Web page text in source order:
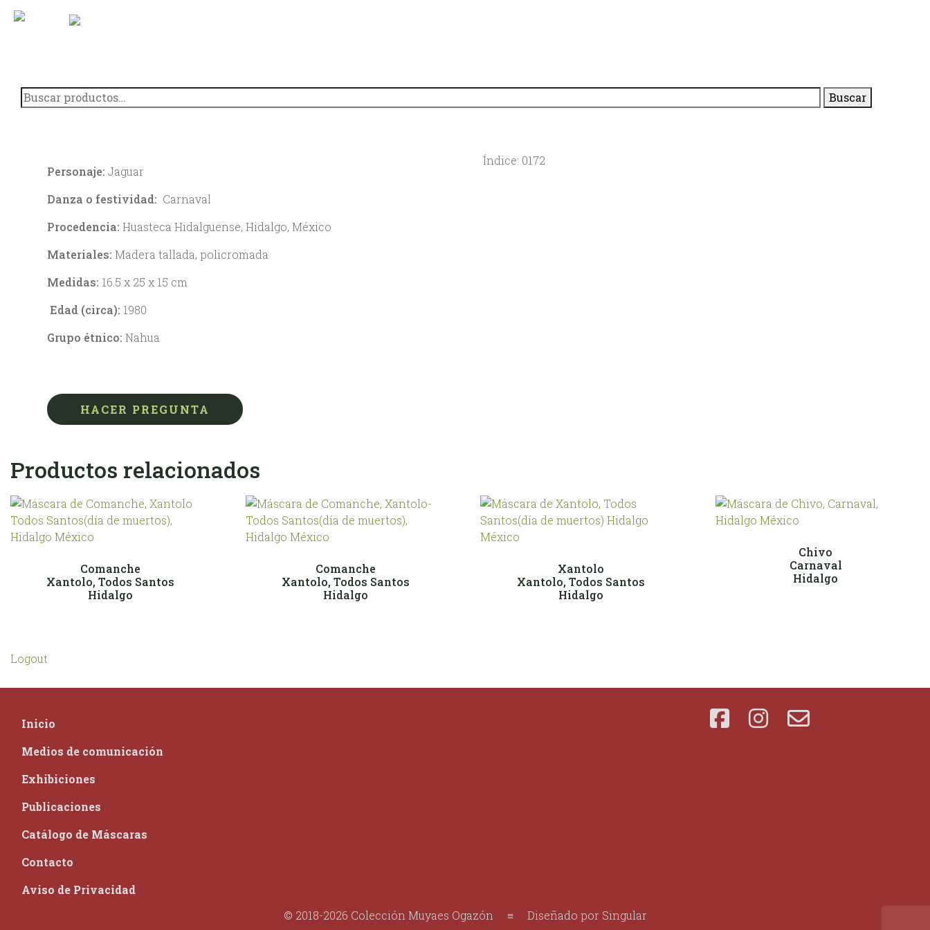
Saltar
Buscar
por:
Buscar
Índice: 0172
Personaje: Jaguar
Danza o festividad: Carnaval
Procedencia: Huasteca Hidalguense, Hidalgo, México
Materiales: Madera tallada, policromada
Medidas: 16.5 x 25 x 15 cm
Edad (circa): 1980
Grupo étnico: Nahua
HACER PREGUNTA
Productos relacionados
Comanche
Xantolo, Todos Santos
Hidalgo
Comanche
Xantolo, Todos Santos
Hidalgo
Xantolo
Xantolo, Todos Santos
Hidalgo
Chivo
Carnaval
Hidalgo
Logout
Inicio
Medios de comunicación
Exhibiciones
Publicaciones
Catálogo de Máscaras
Contacto
Aviso de Privacidad
© 2018-2026 Colección Muyaes Ogazón ≡ Diseñado por Singular